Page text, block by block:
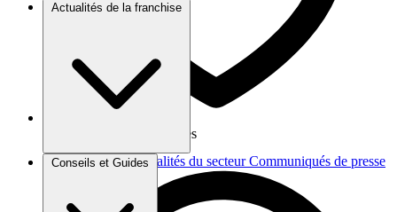
Actualités de la franchise
Brèves et actus Actualités du secteur Communiqués de presse
Conseils et Guides
Vos données sont protégées